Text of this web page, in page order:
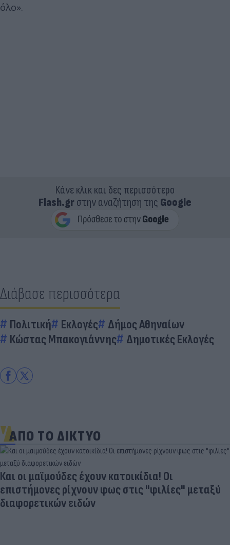
όλο».
Κάνε κλικ και δες περισσότερο
Flash.grστην αναζήτηση της Google
Διάβασε περισσότερα
Πολιτική Εκλογές
Δήμος Αθηναίων
Κώστας Μπακογιάννης
Δημοτικές Εκλογές
ΑΠΟ ΤΟ ΔΙΚΤΥΟ